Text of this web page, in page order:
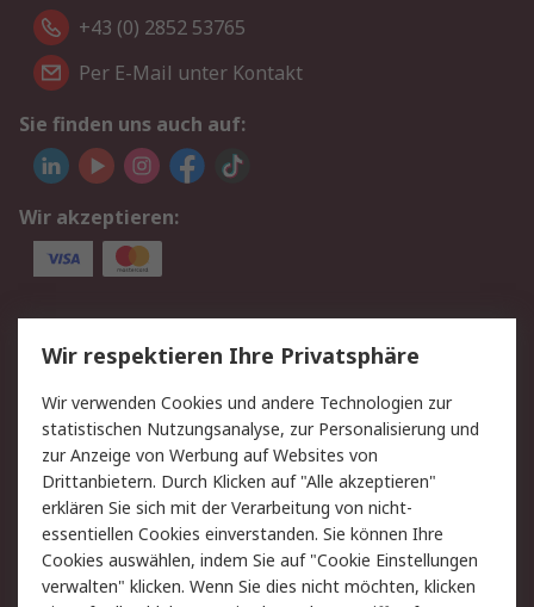
+43 (0) 2852 53765
Per E-Mail unter Kontakt
Sie finden uns auch auf:
Wir akzeptieren:
Service
Value Added Services
Lieferlösungen
Rücksendung/Entsorgung Kontakt
Hilfe
Rechtliches
RS Verkaufs- und
Lieferbedingungen
Datenschutz
Wir respektieren Ihre Privatsphäre
Wir verwenden Cookies und andere Technologien zur
statistischen Nutzungsanalyse, zur Personalisierung und
zur Anzeige von Werbung auf Websites von
Drittanbietern. Durch Klicken auf "Alle akzeptieren"
erklären Sie sich mit der Verarbeitung von nicht-
essentiellen Cookies einverstanden. Sie können Ihre
Cookies auswählen, indem Sie auf "Cookie Einstellungen
verwalten" klicken. Wenn Sie dies nicht möchten, klicken